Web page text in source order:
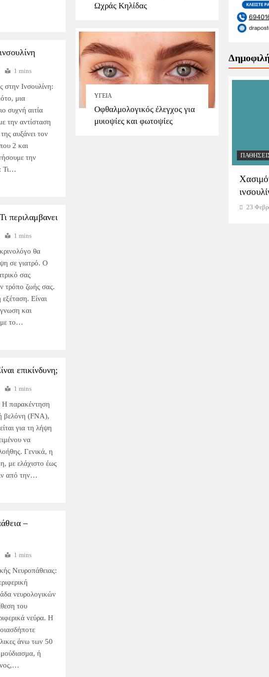
Ωχράς Κηλίδας
ΥΓΕΊΑ
Οφθαλμολογικός έλεγχος για
μυιοψίες και φωτοψίες
1 mins
στην Ινσουλίνη:
μια
συχνή αιτία
την αντίσταση
αυξάνει τον
2 και
την
Τι…
περιλαμβανει
1 mins
θα
σε γιατρό. Ο
σας
τρόπο ζωής σας.
Είναι
και
με το…
επικίνδυνη;
1 mins
Η παρακέντηση
βελόνη (FNA),
για τη λήψη
να
Γενικά, η
με ελάχιστο έως
από την…
–
1 mins
Νευροπάθειας:
νευρολογικών
του
νεύρα. Η
άνω των 50
ή
23